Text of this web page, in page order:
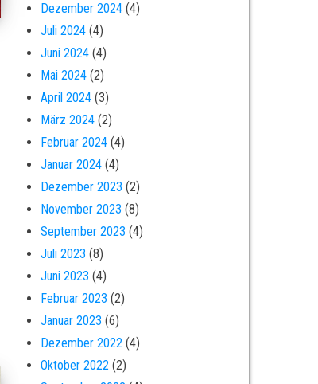
Dezember 2024(4)
Juli 2024(4)
Juni 2024(4)
Mai 2024(2)
April 2024(3)
März 2024(2)
Februar 2024(4)
Januar 2024(4)
Dezember 2023 (2)
November 2023 (8)
September 2023 (4)
Juli 2023 (8)
Juni 2023 (4)
Februar 2023 (2)
Januar 2023 (6)
Dezember 2022(4)
Oktober 2022(2)